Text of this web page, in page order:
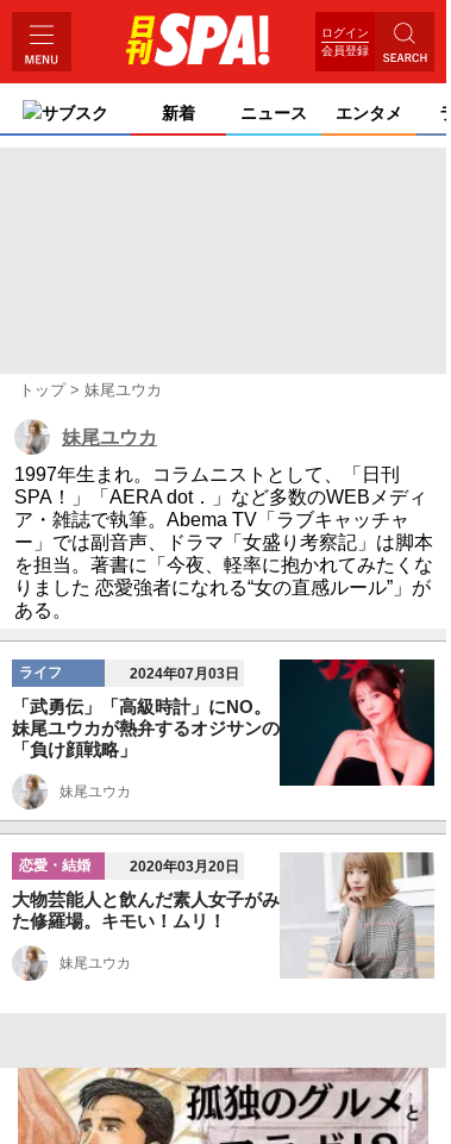
ログイン
会員登録
サブスク 新着 ニュース エンタメ
トップ 妹尾ユウカ
妹尾ユウカ
1997年生まれ。コラムニストとして、「日刊
SPA！」「AERA dot．」など多数のWEBメディ
ア・雑誌で執筆。Abema TV「ラブキャッチャ
ー」では副音声、ドラマ「女盛り考察記」は脚本
を担当。著書に「今夜、軽率に抱かれてみたくな
りました 恋愛強者になれる“女の直感ルール”」が
ある。
ライフ 2024年07月03日
「武勇伝」「高級時計」にNO。
妹尾ユウカが熱弁するオジサンの
「負け顔戦略」
妹尾ユウカ
恋愛・結婚 2020年03月20日
大物芸能人と飲んだ素人女子がみ
た修羅場。キモい！ムリ！
妹尾ユウカ